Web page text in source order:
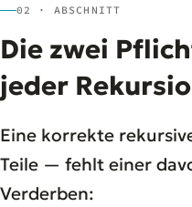
02 · ABSCHNITT
Die zwei
jeder
Eine korrekte
Teile — fehlt einer
Verderben: